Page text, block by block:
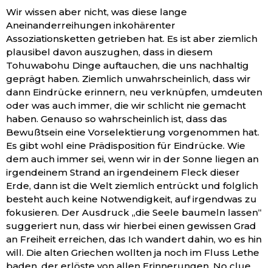
Wir wissen aber nicht, was diese lange
Aneinanderreihungen inkohärenter
Assoziationsketten getrieben hat. Es ist aber ziemlich
plausibel davon auszughen, dass in diesem
Tohuwabohu Dinge auftauchen, die uns nachhaltig
geprägt haben. Ziemlich unwahrscheinlich, dass wir
dann Eindrücke erinnern, neu verknüpfen, umdeuten
oder was auch immer, die wir schlicht nie gemacht
haben. Genauso so wahrscheinlich ist, dass das
Bewußtsein eine Vorselektierung vorgenommen hat.
Es gibt wohl eine Prädisposition für Eindrücke. Wie
dem auch immer sei, wenn wir in der Sonne liegen an
irgendeinem Strand an irgendeinem Fleck dieser
Erde, dann ist die Welt ziemlich entrückt und folglich
besteht auch keine Notwendigkeit, auf irgendwas zu
fokusieren. Der Ausdruck „die Seele baumeln lassen“
suggeriert nun, dass wir hierbei einen gewissen Grad
an Freiheit erreichen, das Ich wandert dahin, wo es hin
will. Die alten Griechen wollten ja noch im Fluss Lethe